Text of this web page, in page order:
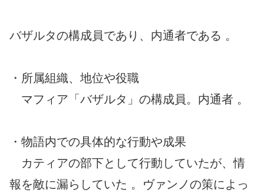
バザルタの構成員であり、内通者である 。
・所属組織、地位や役職
マフィア「バザルタ」の構成員。内通者 。
・物語内での具体的な行動や成果
カティアの部下として行動していたが、情
報を敵に漏らしていた 。ヴァンノの策によっ